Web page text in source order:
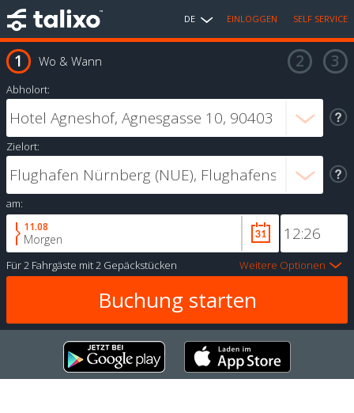
DE EINLOGGEN SELF SERVICE
Wo & Wann
Abholort:
Zielort:
am:
11.08
Morgen
Für2 Fahrgäste mit2 Gepäckstücken Weitere Optionen